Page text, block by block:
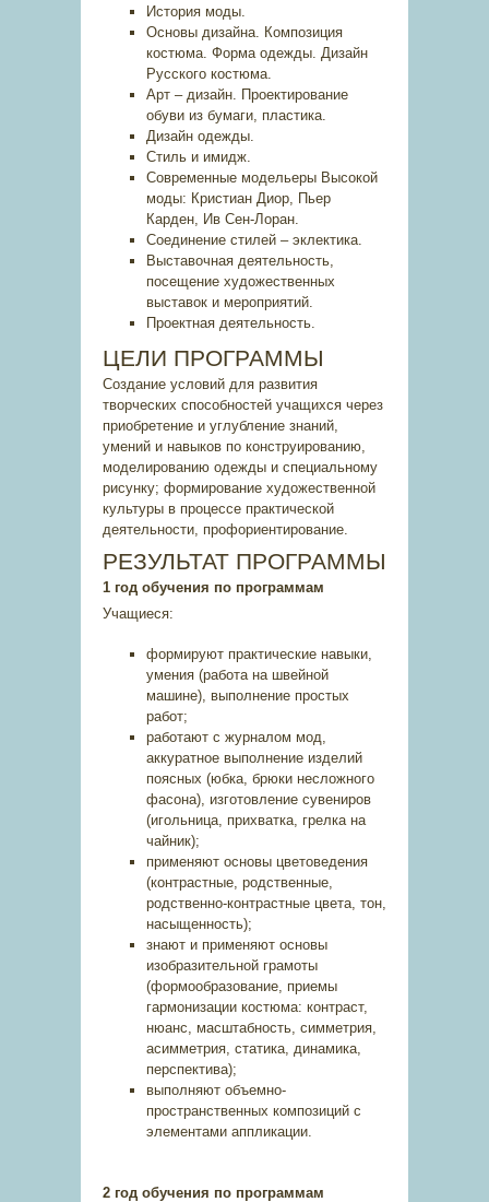
История моды.
Основы дизайна. Композиция
костюма. Форма одежды. Дизайн
Русского костюма.
Арт – дизайн. Проектирование
обуви из бумаги, пластика.
Дизайн одежды.
Стиль и имидж.
Современные модельеры Высокой
моды: Кристиан Диор, Пьер
Карден, Ив Сен-Лоран.
Соединение стилей – эклектика.
Выставочная деятельность,
посещение художественных
выставок и мероприятий.
Проектная деятельность.
ЦЕЛИ ПРОГРАММЫ
Создание условий для развития
творческих способностей учащихся через
приобретение и углубление знаний,
умений и навыков по конструированию,
моделированию одежды и специальному
рисунку; формирование художественной
культуры в процессе практической
деятельности, профориентирование.
РЕЗУЛЬТАТ ПРОГРАММЫ
1 год обучения по программам
Учащиеся:
формируют практические навыки,
умения (работа на швейной
машине), выполнение простых
работ;
работают с журналом мод,
аккуратное выполнение изделий
поясных (юбка, брюки несложного
фасона), изготовление сувениров
(игольница, прихватка, грелка на
чайник);
применяют основы цветоведения
(контрастные, родственные,
родственно-контрастные цвета, тон,
насыщенность);
знают и применяют основы
изобразительной грамоты
(формообразование, приемы
гармонизации костюма: контраст,
нюанс, масштабность, симметрия,
асимметрия, статика, динамика,
перспектива);
выполняют объемно-
пространственных композиций с
элементами аппликации.
2 год обучения по программам